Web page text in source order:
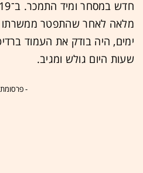
מלאה לאחר שהתפטר ממשרתו
ימים, היה בודק את העמוד
שעות היום גולש ומגיב.
-